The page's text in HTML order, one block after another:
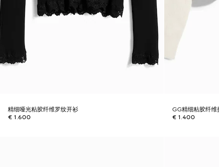
精细哑光粘胶纤维罗纹开衫
€ 1.600
GG精细粘胶纤维
€ 1.400